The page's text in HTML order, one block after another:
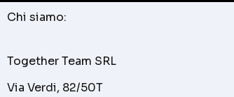
Chi siamo:
Together Team SRL
Via Verdi, 82/50T